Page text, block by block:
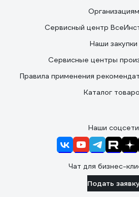
Организациям
Сервисный центр
Наши закупки
Сервисные центры
Правила применения
Каталог
Наши соцсети
Чат для бизнес-
Подать заявку